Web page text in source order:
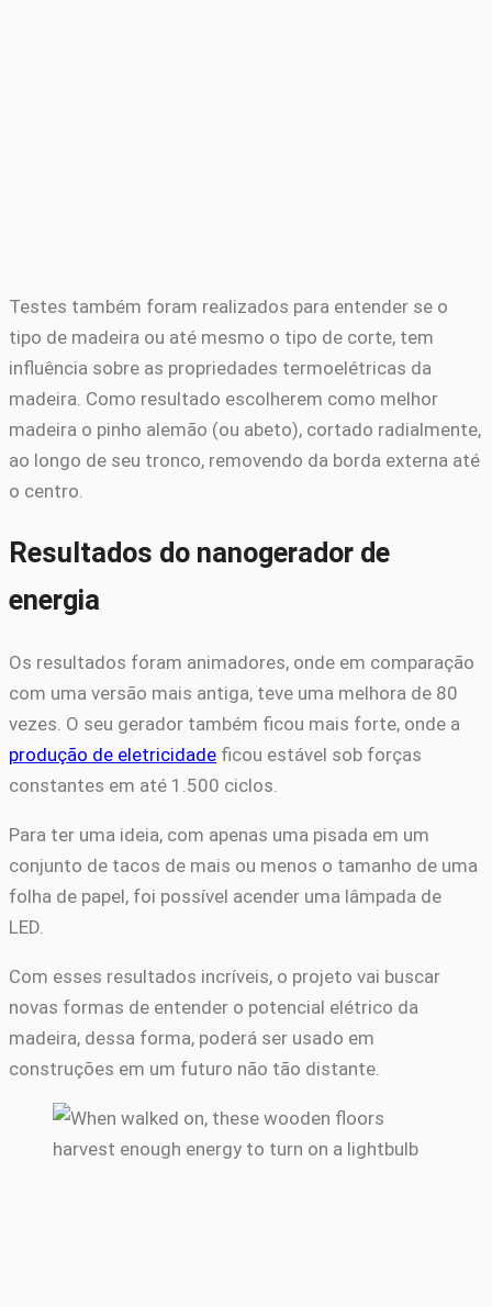
Testes também foram realizados para entender se o
tipo de madeira ou até mesmo o tipo de corte, tem
influência sobre as propriedades termoelétricas da
madeira. Como resultado escolherem como melhor
madeira o pinho alemão (ou abeto), cortado radialmente,
ao longo de seu tronco, removendo da borda externa até
o centro.
Resultados do nanogerador de
energia
Os resultados foram animadores, onde em comparação
com uma versão mais antiga, teve uma melhora de 80
vezes. O seu gerador também ficou mais forte, onde a
produção de eletricidade ficou estável sob forças
constantes em até 1.500 ciclos.
Para ter uma ideia, com apenas uma pisada em um
conjunto de tacos de mais ou menos o tamanho de uma
folha de papel, foi possível acender uma lâmpada de
LED.
Com esses resultados incríveis, o projeto vai buscar
novas formas de entender o potencial elétrico da
madeira, dessa forma, poderá ser usado em
construções em um futuro não tão distante.